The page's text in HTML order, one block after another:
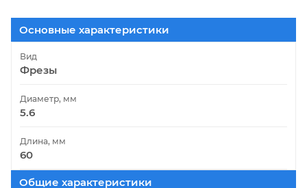
Основные характеристики
Вид
Фрезы
Диаметр, мм
5.6
Длина, мм
60
Общие характеристики